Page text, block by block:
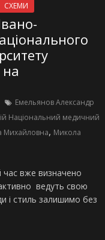
СХЕМИ
Емельянов Александр
Національний медичний
Михайловна, Микола
вже визначено
ведуть свою
і стиль залишимо без